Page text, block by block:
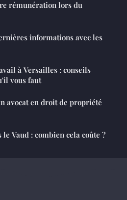
rémunération lors du
informations avec les
à Versailles : conseils
vous faut
avocat en droit de propriété
Vaud : combien cela coûte ?